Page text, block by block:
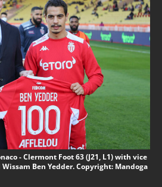
- Clermont Foot 63 (J21, L1) with vice
Ben Yedder. Copyright: Mandoga